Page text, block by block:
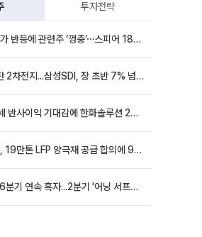
투자전략
스페이스X 주가 반등에 관련주 ‘껑충’⋯스피어 18%ㆍ에이치브이엠 12%↑
반도체 온기 탄 2차전지...삼성SDI, 장 초반 7% 넘게 껑충
美 태양광 관세 반사이익 기대감에 한화솔루션 20%대·OCI홀딩스 14%대 급등
포스코퓨처엠, 19만톤 LFP 양극재 공급 합의에 9%대 강세
고려아연, 106분기 연속 흑자...2분기 '어닝 서프라이즈'에 장 초반 12%대 강세